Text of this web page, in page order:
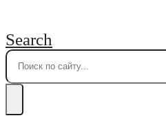
Search